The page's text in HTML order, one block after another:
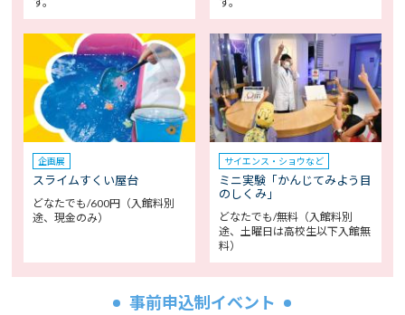
企画展
スライムすくい屋台
どなたでも/600円（入館料別
途、現金のみ）
サイエンス・ショウなど
ミニ実験「かんじてみよう目
のしくみ」
どなたでも/無料（入館料別
途、土曜日は高校生以下入館無
料）
事前申込制イベント